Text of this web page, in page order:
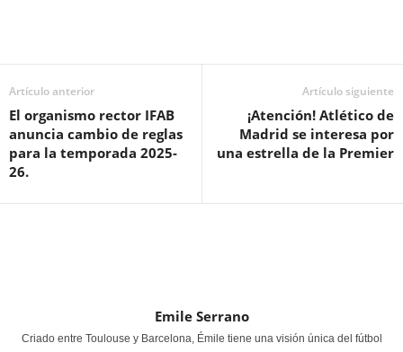
Artículo anterior
El organismo rector IFAB
anuncia cambio de reglas
para la temporada 2025-
26.
Artículo siguiente
¡Atención! Atlético de
Madrid se interesa por
una estrella de la Premier
Emile Serrano
Criado entre Toulouse y Barcelona, Émile tiene una visión única del fútbol